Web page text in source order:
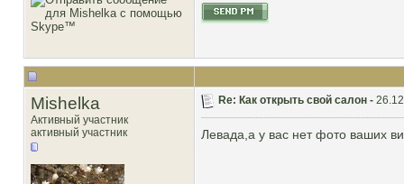
Mishelka
Активный участник
активный участник
Re: Как открыть свой салон -
Левада,а у вас нет фото ваших